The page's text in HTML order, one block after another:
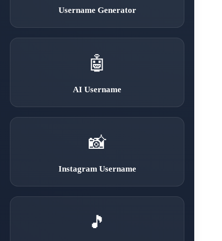
Username Generator
🤖
AI Username
📸
Instagram Username
🎵